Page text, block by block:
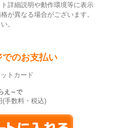
詳細説明や動作環境等に表示
が異なる場合がございます。
。
でのお支払い
トカード
え～で
(手数料・税込)